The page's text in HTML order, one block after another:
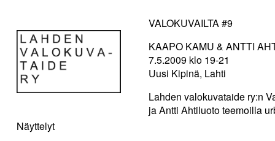
Näyttelyt
VALOKUVAILTA #9
KAAPO KAMU & ANTTI
7.5.2009 klo 19-21
Uusi Kipinä, Lahti
Lahden valokuvataide ry:n
ja Antti Ahtiluoto teemoilla